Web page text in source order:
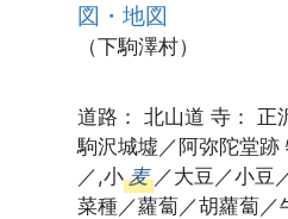
図・地図
（下駒澤村）
道路： 北山道 寺： 正
駒沢城墟／阿弥陀堂跡
／,小 麦 ／大豆／小豆
菜種／蘿蔔／胡蘿蔔／